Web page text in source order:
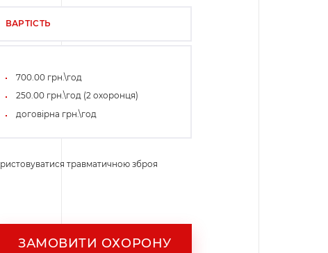
ВАРТІСТЬ
700.00 грн.\год
250.00 грн.\год (2 охоронця)
договірна грн.\год
травматичною зброя
ЗАМОВИТИ ОХОРОНУ